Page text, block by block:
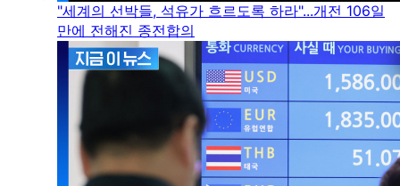
"세계의 선박들, 석유가 흐르도록 하라"...개전 106일
만에 전해진 종전합의